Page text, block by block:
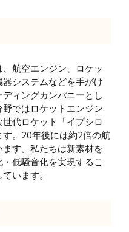
航空エンジン、ロケッ
システムなどを手がけ
ィングカンパニーとし
ではロケットエンジン
代ロケット「イプシロ
。20年後には約2倍の航
す。私たちは新素材を
低騒音化を実現するこ
います。